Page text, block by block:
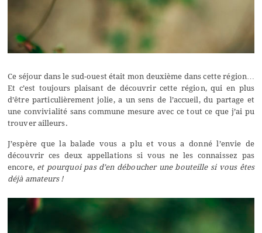
Ce séjour dans le sud-ouest était mon deuxième dans cette région…
Et c’est toujours plaisant de découvrir cette région, qui en plus
d’être particulièrement jolie, a un sens de l’accueil, du partage et
une convivialité sans commune mesure avec ce tout ce que j’ai pu
trouver ailleurs.
J’espère que la balade vous a plu et vous a donné l’envie de
découvrir ces deux appellations si vous ne les connaissez pas
encore, et pourquoi pas d’en déboucher une bouteille si vous êtes
déjà amateurs !